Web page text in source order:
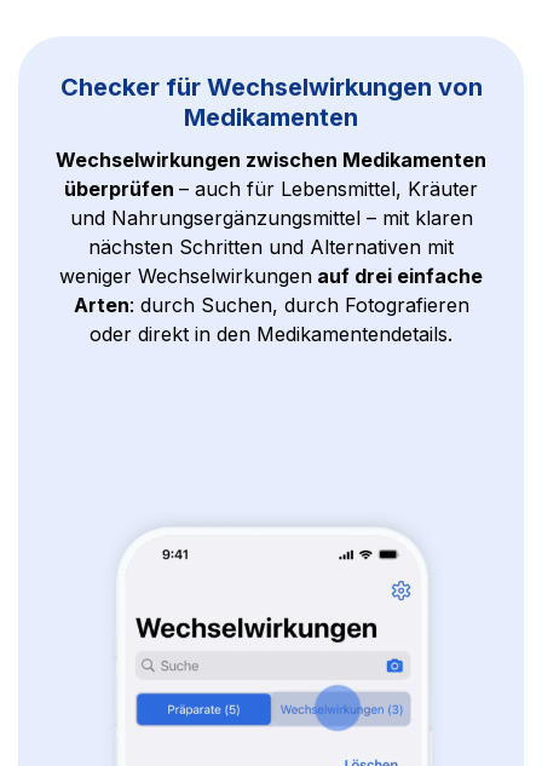
Checker für Wechselwirkungen von
Medikamenten
Wechselwirkungen zwischen Medikamenten
überprüfen – auch für Lebensmittel, Kräuter
und Nahrungsergänzungsmittel – mit klaren
nächsten Schritten und Alternativen mit
weniger Wechselwirkungen auf drei einfache
Arten: durch Suchen, durch Fotografieren
oder direkt in den Medikamentendetails.